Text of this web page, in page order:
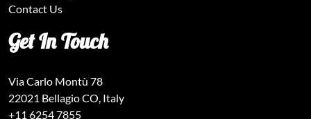
Contact Us
Get In Touch
Via Carlo Montù 78
22021 Bellagio CO, Italy
+11 6254 7855